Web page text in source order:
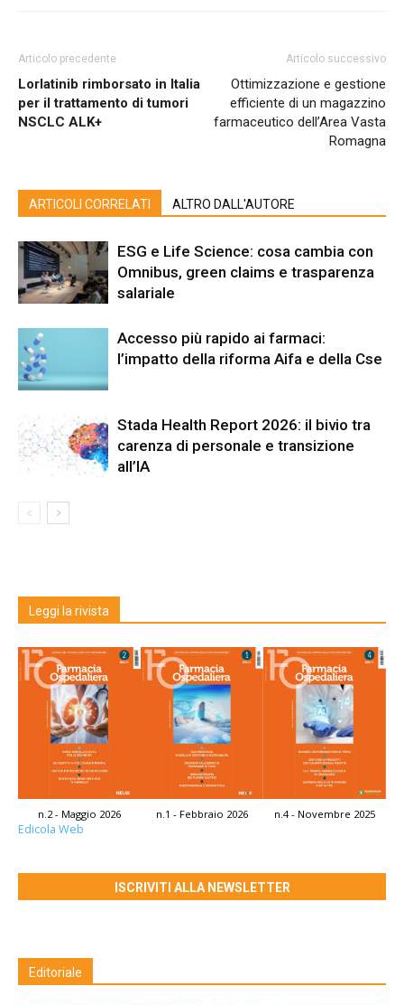
Articolo precedente
Lorlatinib rimborsato in Italia
per il trattamento di tumori
NSCLC ALK+
Articolo successivo
Ottimizzazione e gestione
efficiente di un magazzino
farmaceutico dell’Area Vasta
Romagna
ARTICOLI CORRELATI ALTRO DALL'AUTORE
ESG e Life Science: cosa cambia con
Omnibus, green claims e trasparenza
salariale
Accesso più rapido ai farmaci:
l’impatto della riforma Aifa e della Cse
Stada Health Report 2026: il bivio tra
carenza di personale e transizione
all’IA
Leggi la rivista
n.2 - Maggio 2026 n.1 - Febbraio 2026 n.4 - Novembre 2025
Edicola Web
ISCRIVITI ALLA NEWSLETTER
Editoriale